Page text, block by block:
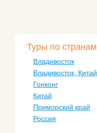
Туры по странам
Владивосток
Владивосток, Китай
Гонконг
Китай
Приморский край
Россия